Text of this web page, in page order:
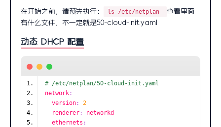
在开始之前，请预先执行： ls /etc/netplan
查看里面
有什么文件，不一定就是50-cloud-init.yaml
动态 DHCP 配置
# /etc/netplan/50-cloud-init.yaml
network:
  version
:
2
  renderer
:
networkd
  ethernets
: